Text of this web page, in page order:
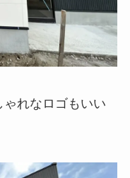
れなロゴもいい